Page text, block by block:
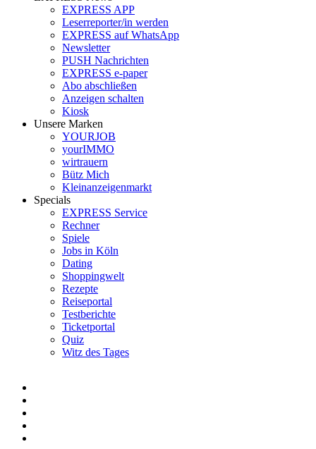
EXPRESS APP
Leserreporter/in werden
EXPRESS auf WhatsApp
Newsletter
PUSH Nachrichten
EXPRESS e-paper
Abo abschließen
Anzeigen schalten
Kiosk
Unsere Marken
YOURJOB
yourIMMO
wirtrauern
Bütz Mich
Kleinanzeigenmarkt
Specials
EXPRESS Service
Rechner
Spiele
Jobs in Köln
Dating
Shoppingwelt
Rezepte
Reiseportal
Testberichte
Ticketportal
Quiz
Witz des Tages